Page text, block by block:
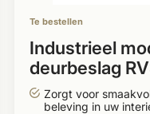
Te bestellen
Industrieel
deurbeslag
19mm
Zorgt voor
beleving in uw